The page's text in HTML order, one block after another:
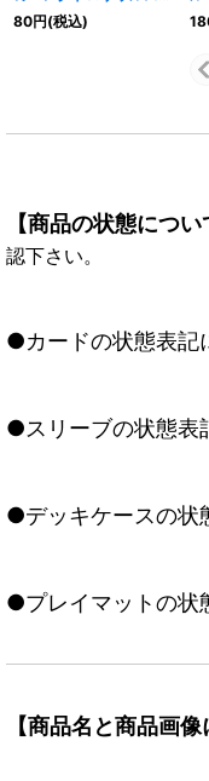
【R】{BS42-011}
《赤》
80円(税込)
《
【商品の状態につい
認下さい。
●カードの状態表記
●スリーブの状態表
●デッキケースの状
●プレイマットの状
【商品名と商品画像